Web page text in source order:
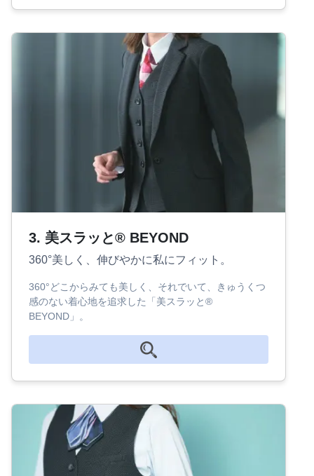
3. 美スラッと® BEYOND
360°美しく、伸びやかに私にフィット。
360°どこからみても美しく、それでいて、きゅうくつ
感のない着心地を追求した「美スラッと®
BEYOND」。